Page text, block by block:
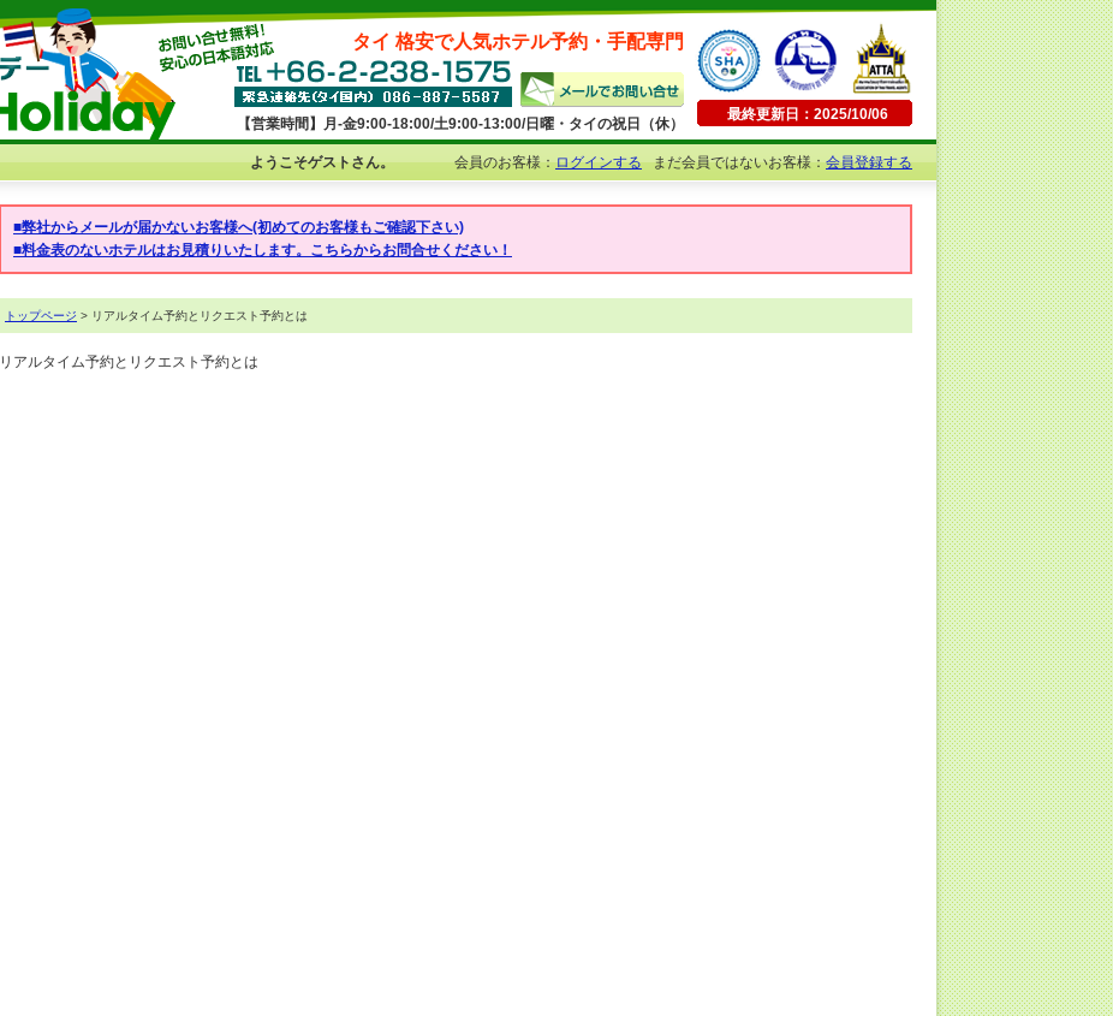
タイ 格安で人気ホテル予約・手配専門
【営業時間】月-金9:00-18:00/土9:00-13:00/日曜・タイの祝日（休）
最終更新日：2025/10/06
ようこそゲストさん。 会員のお客様：ログインするまだ会員ではないお客様：会員登録する
■弊社からメールが届かないお客様へ(初めてのお客様もご確認下さい)
■料金表のないホテルはお見積りいたします。こちらからお問合せください！
トップページ > リアルタイム予約とリクエスト予約とは
リアルタイム予約とリクエスト予約とは